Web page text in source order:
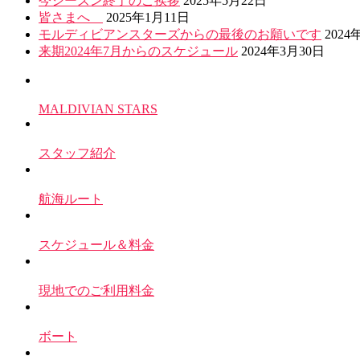
皆さまへ
2025年1月11日
モルディビアンスターズからの最後のお願いです 2024
来期2024年7月からのスケジュール 2024年3月30日
MALDIVIAN STARS
スタッフ紹介
航海ルート
スケジュール＆料金
現地でのご利用料金
ボート